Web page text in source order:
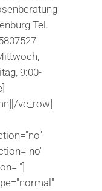
Tel.
9:00-
vc_row]